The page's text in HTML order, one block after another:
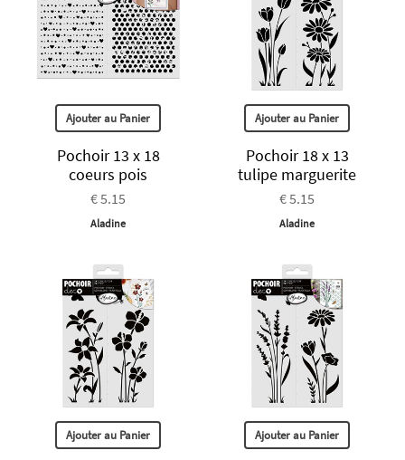
Ajouter au Panier
Pochoir 13 x 18
coeurs pois
€ 5.15
Aladine
Ajouter au Panier
Pochoir 18 x 13
tulipe marguerite
€ 5.15
Aladine
Ajouter au Panier Ajouter au Panier